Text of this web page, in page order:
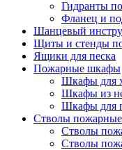
Гидранты
Фланец и
Шанцевый
Щиты и стенды
Ящики для песка
Пожарные шкафы
Шкафы для
Шкафы из
Шкафы для
Стволы пожарные
Стволы
Стволы